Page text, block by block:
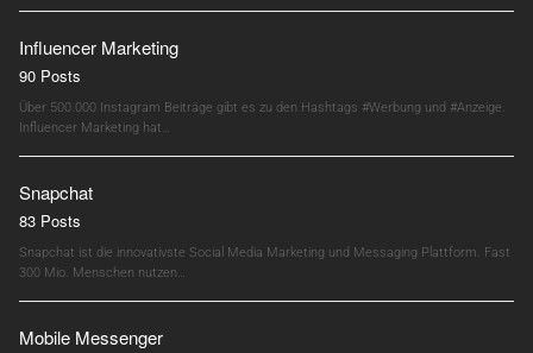
Influencer Marketing
90 Posts
Über 500.000 Instagram Beiträge gibt es zu den Hashtags #Werbung und #Anzeige.
Influencer Marketing hat…
Snapchat
83 Posts
Snapchat ist die innovativste Social Media Marketing und Messaging Plattform. Fast
300 Mio. Menschen nutzen…
Mobile Messenger